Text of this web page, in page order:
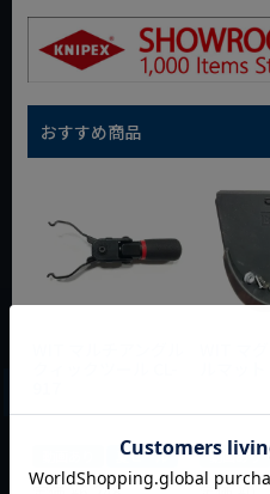
おすすめ商品
夏セール 動画あり